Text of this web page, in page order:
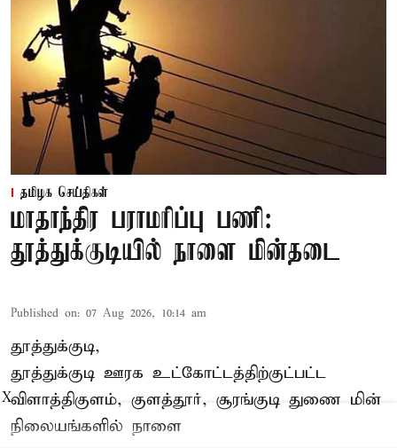
தமிழக செய்திகள்
மாதாந்திர பராமரிப்பு பணி:
தூத்துக்குடியில் நாளை மின்தடை
Published on: 07 Aug 2026, 10:14 am
தூத்துக்குடி,
தூத்துக்குடி ஊரக உட்கோட்டத்திற்குட்பட்ட
விளாத்திகுளம், குளத்தூர், சூரங்குடி துணை மின்
நிலையங்களில் நாளை
X